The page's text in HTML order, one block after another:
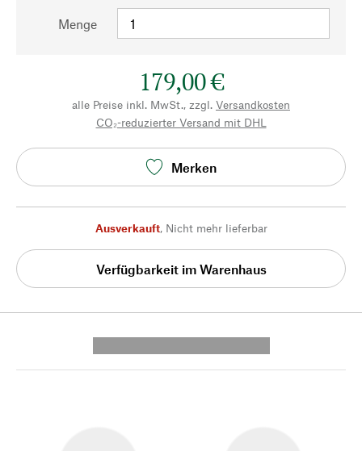
Menge
179,00 €
alle Preise inkl. MwSt., zzgl. Versandkosten
CO₂-reduzierter Versand mit DHL
Merken
Ausverkauft, Nicht mehr lieferbar
Verfügbarkeit im Warenhaus